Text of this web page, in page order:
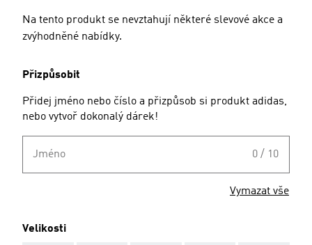
Na tento produkt se nevztahují některé slevové akce a
zvýhodněné nabídky.
Přizpůsobit
Přidej jméno nebo číslo a přizpůsob si produkt adidas,
nebo vytvoř dokonalý dárek!
Jméno 0 / 10
Vymazat vše
Velikosti